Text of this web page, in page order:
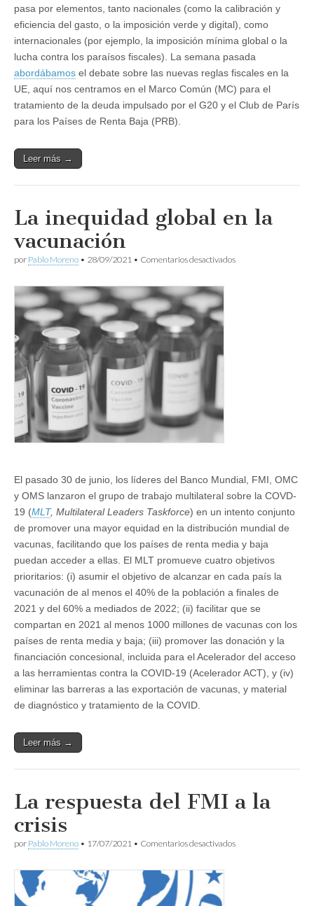
pasa por elementos, tanto nacionales (como la calibración y
eficiencia del gasto, o la imposición verde y digital), como
internacionales (por ejemplo, la imposición mínima global o la
lucha contra los paraísos fiscales). La semana pasada
abordábamos el debate sobre las nuevas reglas fiscales en la
UE, aquí nos centramos en el Marco Común (MC) para el
tratamiento de la deuda impulsado por el G20 y el Club de París
para los Países de Renta Baja (PRB).
Leer más →
La inequidad global en la
vacunación
por Pablo Moreno • 28/09/2021 • Comentarios desactivadosen
El pasado 30 de junio, los líderes del Banco Mundial, FMI, OMC
y OMS lanzaron el grupo de trabajo multilateral sobre la COVD-
19 (MLT, Multilateral Leaders Taskforce) en un intento conjunto
de promover una mayor equidad en la distribución mundial de
vacunas, facilitando que los países de renta media y baja
puedan acceder a ellas. El MLT promueve cuatro objetivos
prioritarios: (i) asumir el objetivo de alcanzar en cada país la
vacunación de al menos el 40% de la población a finales de
2021 y del 60% a mediados de 2022; (ii) facilitar que se
compartan en 2021 al menos 1000 millones de vacunas con los
países de renta media y baja; (iii) promover las donación y la
financiación concesional, incluida para el Acelerador del acceso
a las herramientas contra la COVID-19 (Acelerador ACT), y (iv)
eliminar las barreras a las exportación de vacunas, y material
de diagnóstico y tratamiento de la COVID.
Leer más →
La respuesta del FMI a la
crisis
por Pablo Moreno • 17/07/2021 • Comentarios desactivadosen